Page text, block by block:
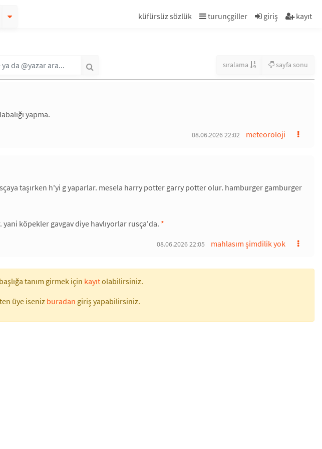
küfürsüz sözlük turunçgiller giriş kayıt
sıralama sayfa sonu
yapma.
meteoroloji
08.06.2026 22:02
taşırken h'yi g yaparlar. mesela harry potter garry potter olur. hamburger gamburger
köpekler gavgav diye havlıyorlar rusça'da. *
mahlasım şimdilik yok
08.06.2026 22:05
tanım girmek için kayıtolabilirsiniz.
üye isenizburadan giriş yapabilirsiniz.